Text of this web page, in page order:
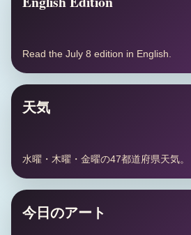
Read the July 8 edition in English.
天気
水曜・木曜・金曜の47都道府県天気。
今日のアート